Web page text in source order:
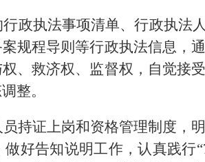
政执法事项清单、行政执法
规程导则等行政执法信息，
、救济权、监督权，自觉接
整。
持证上岗和资格管理制度，
好告知说明工作，认真践行